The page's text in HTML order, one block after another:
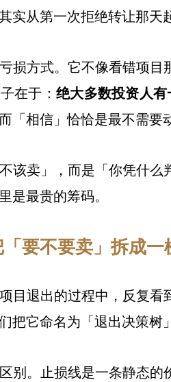
实从第一次拒绝转让那
损方式。它不像看错项
在于： 绝大多数投资人有
「相信」恰恰是最不需要
该卖」，而是「你凭什
是最贵的筹码。
要不要卖」拆成
目退出的过程中，反复
把它命名为「退出决策树
别。止损线是一条静态